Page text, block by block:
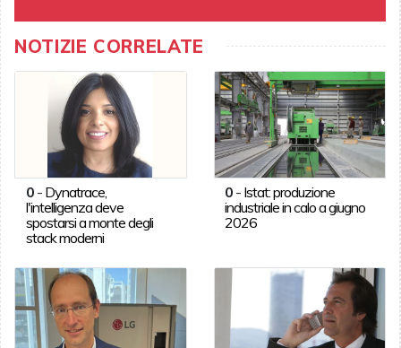
NOTIZIE CORRELATE
0- Dynatrace,
l'intelligenza deve
spostarsi a monte degli
stack moderni
0 - Istat: produzione
industriale in calo a giugno
2026